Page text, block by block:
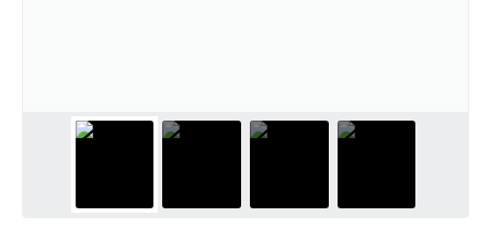
Legislação
Acessibilidade